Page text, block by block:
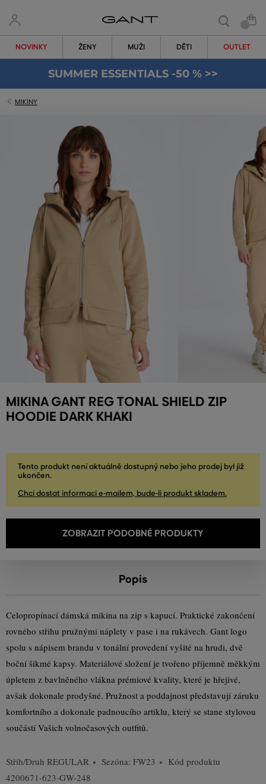
NOVINKY ŽENY MUŽI DĚTI OUTLET
SUMMER ESSENTIALS -50 % >>
MIKINY
MIKINA GANT REG TONAL SHIELD ZIP
HOODIE DARK KHAKI
Tento produkt není aktuálně dostupný nebo jeho prodej byl již
ukončen.
Chci dostat informaci e-mailem, bude-li produkt skladem.
ZOBRAZIT PODOBNÉ PRODUKTY
Popis
Celopropínací dámská mikina na zip s kapucí. Praktické zakončení
rovného střihu pružnými náplety v pase i na rukávech. Gant logo
spolu s nápisem brandu v tonální provedení vyšité na hrudi, dvě
boční šikmé kapsy. Materiálové složení je tvořeno příjemně měkkým
úpletem z bavlněného vlákna prémiové kvality, které je hřejivé,
avšak dokonale prodyšné. Pružnost a poddajnost představují záruku
komfortního a dokonale padnoucího artiklu, který se stane stylovou
součástí Vašich volnočasových outfitů.
Střih/Druh REGULAR Sezóna: FW23
Kód produktu
4200671-623-GW-248